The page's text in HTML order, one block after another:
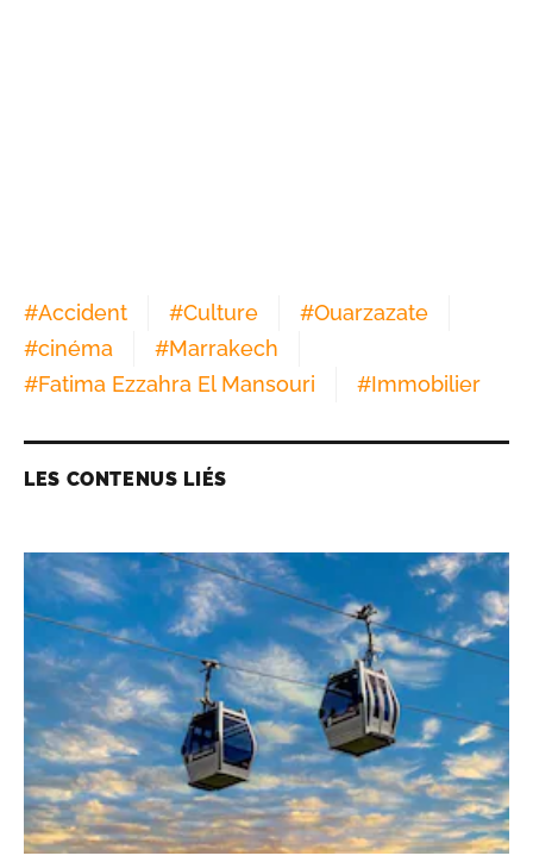
#Accident #Culture #Ouarzazate
#cinéma #Marrakech
#Fatima Ezzahra El Mansouri #Immobilier
LES CONTENUS LIÉS